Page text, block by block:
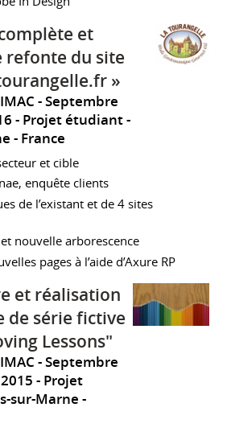
et
du site
»
Septembre
Projet étudiant
France
et cible
enquête clients
de l’existant et de 4 sites
nouvelle arborescence
pages à l’aide d’Axure RP
et réalisation
de série fictive
Lessons"​
Septembre
2015 Projet
sur-Marne